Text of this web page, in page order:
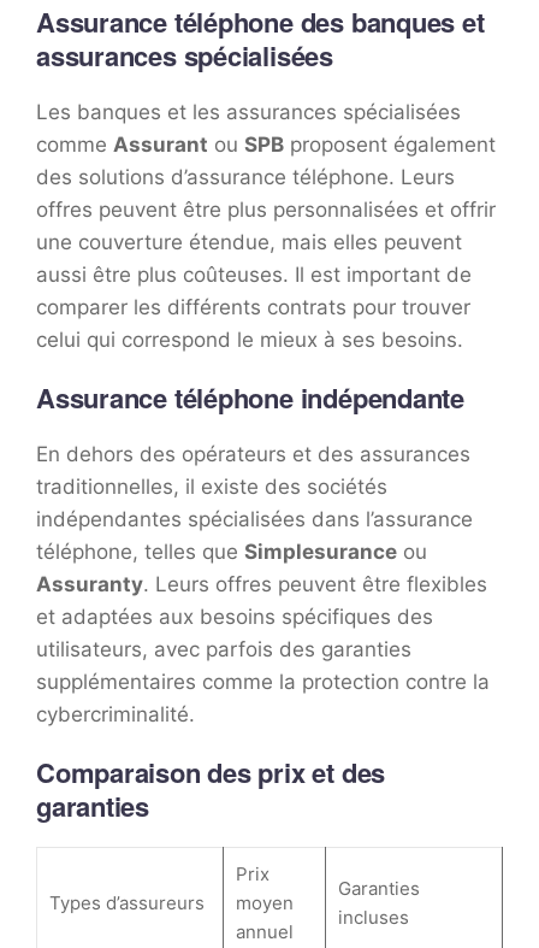
Assurance téléphone des banques et
assurances spécialisées
Les banques et les assurances spécialisées
comme Assurant ou SPB proposent également
des solutions d’assurance téléphone. Leurs
offres peuvent être plus personnalisées et offrir
une couverture étendue, mais elles peuvent
aussi être plus coûteuses. Il est important de
comparer les différents contrats pour trouver
celui qui correspond le mieux à ses besoins.
Assurance téléphone indépendante
En dehors des opérateurs et des assurances
traditionnelles, il existe des sociétés
indépendantes spécialisées dans l’assurance
téléphone, telles que Simplesurance ou
Assuranty. Leurs offres peuvent être flexibles
et adaptées aux besoins spécifiques des
utilisateurs, avec parfois des garanties
supplémentaires comme la protection contre la
cybercriminalité.
Comparaison des prix et des
garanties
Types d’assureurs
Prix
moyen
annuel
Garanties
incluses